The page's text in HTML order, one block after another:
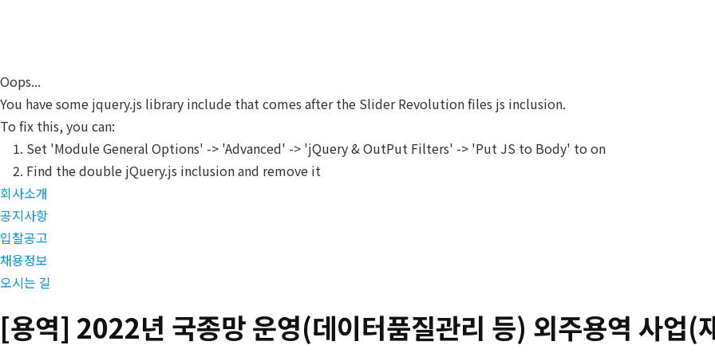
content
Oops...
You have some jquery.js library include that comes after the Slider Revolution files js inclusion.
To fix this, you can:
1. Set 'Module General Options' -> 'Advanced' -> 'jQuery & OutPut Filters' -> 'Put JS to Body' to on
2. Find the double jQuery.js inclusion and remove it
회사소개
공지사항
입찰공고
채용정보
오시는 길
[용역] 2022년 국종망 운영(데이터품질관리 등) 외주용역 사업(